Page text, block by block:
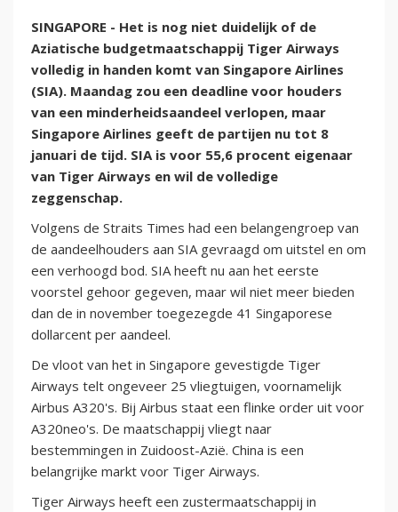
SINGAPORE - Het is nog niet duidelijk of de
Aziatische budgetmaatschappij Tiger Airways
volledig in handen komt van Singapore Airlines
(SIA). Maandag zou een deadline voor houders
van een minderheidsaandeel verlopen, maar
Singapore Airlines geeft de partijen nu tot 8
januari de tijd. SIA is voor 55,6 procent eigenaar
van Tiger Airways en wil de volledige
zeggenschap.
Volgens de Straits Times had een belangengroep van
de aandeelhouders aan SIA gevraagd om uitstel en om
een verhoogd bod. SIA heeft nu aan het eerste
voorstel gehoor gegeven, maar wil niet meer bieden
dan de in november toegezegde 41 Singaporese
dollarcent per aandeel.
De vloot van het in Singapore gevestigde Tiger
Airways telt ongeveer 25 vliegtuigen, voornamelijk
Airbus A320's. Bij Airbus staat een flinke order uit voor
A320neo's. De maatschappij vliegt naar
bestemmingen in Zuidoost-Azië. China is een
belangrijke markt voor Tiger Airways.
Tiger Airways heeft een zustermaatschappij in